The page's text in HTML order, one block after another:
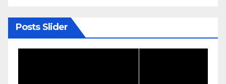
Posts Slider